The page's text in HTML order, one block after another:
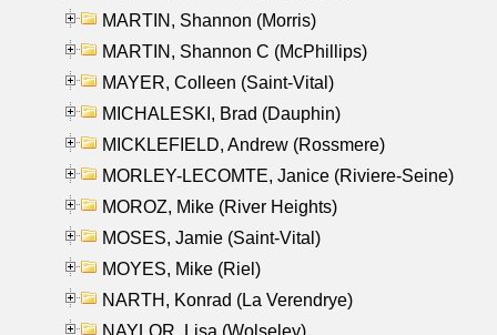
MARTIN, Shannon (Morris)
MARTIN, Shannon C (McPhillips)
MAYER, Colleen (Saint-Vital)
MICHALESKI, Brad (Dauphin)
MICKLEFIELD, Andrew (Rossmere)
MORLEY-LECOMTE, Janice (Riviere-Seine)
MOROZ, Mike (River Heights)
MOSES, Jamie (Saint-Vital)
MOYES, Mike (Riel)
NARTH, Konrad (La Verendrye)
NAYLOR, Lisa (Wolseley)